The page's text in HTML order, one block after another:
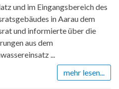
und im Eingangsbereich des
in Aarau dem
und informierte über die
aus dem
...
mehr lesen...